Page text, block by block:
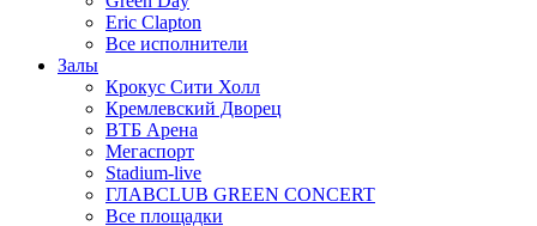
Eric Clapton
Все исполнители
Залы
Крокус Сити Холл
Кремлевский Дворец
ВТБ Арена
Мегаспорт
Stadium-live
ГЛАВCLUB GREEN CONCERT
Все площадки